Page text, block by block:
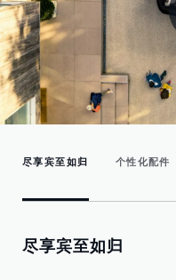
尽享宾至如归 个性化配件
尽享宾至如归